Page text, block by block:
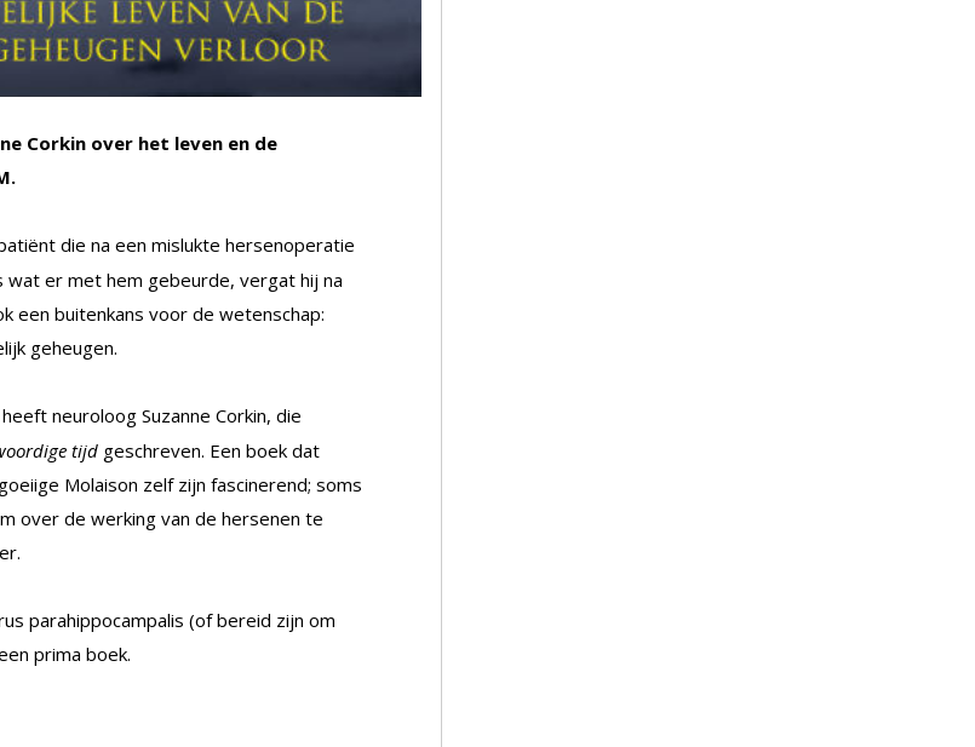
Corkin over het leven en de
die na een mislukte hersenoperatie
wat er met hem gebeurde, vergat hij na
een buitenkans voor de wetenschap:
geheugen.
neuroloog Suzanne Corkin, die
tijd geschreven. Een boek dat
Molaison zelf zijn fascinerend; soms
over de werking van de hersenen te
parahippocampalis (of bereid zijn om
prima boek.